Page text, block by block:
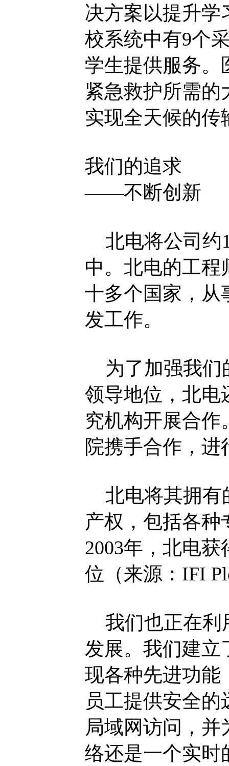
决方案以提升学
校系统中有9个
学生提供服务。
紧急救护所需
实现全天候的传
我们的追求
——不断创新
北电将公司约
中。北电的工程
十多个国家，从
发工作。
为了加强我们
领导地位，北电
究机构开展合
院携手合作，
北电将其拥有
产权，包括各种
2003年，北电
位（来源：IFI
我们也正在利
发展。我们建立
现各种先进功能
员工提供安全
局域网访问，
络还是一个实时